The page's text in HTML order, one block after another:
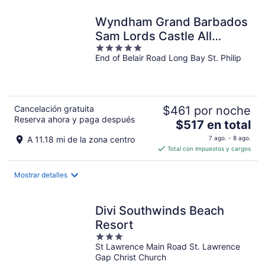
por
noche
Wyndham Grand Barbados
Sam Lords Castle All
Inclusive Resort
5
out
End of Belair Road Long Bay St. Philip
Cancelación gratuita
Reserva ahora y paga después
A 11.18 mi de la zona centro
$461 por noche
El
es
de
por
noche
$517 en total
7 ago. - 8 ago.
Total con impuestos y cargos
Mostrar detalles
Divi Southwinds Beach
Resort
3
out
of
St Lawrence Main Road St. Lawrence
Gap Christ Church